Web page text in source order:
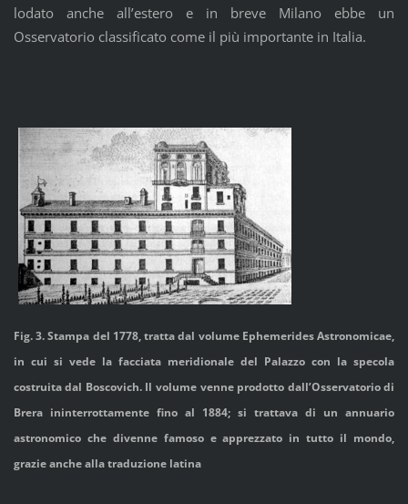
lodato anche all’estero e in breve Milano ebbe un
Osservatorio classificato come il più importante in Italia.
Fig. 3. Stampa del 1778, tratta dal volume Ephemerides Astronomicae,
in cui si vede la facciata meridionale del Palazzo con la specola
costruita dal Boscovich. Il volume venne prodotto dall’Osservatorio di
Brera ininterrottamente fino al 1884; si trattava di un annuario
astronomico che divenne famoso e apprezzato in tutto il mondo,
grazie anche alla traduzione latina